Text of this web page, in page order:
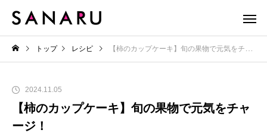
トップ レシピ 【柿のカップケーキ】旬の果物で元気をチャージ！
2024.11.05
【柿のカップケーキ】旬の果物で元気をチャ
ージ！